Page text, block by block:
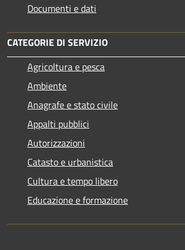
Documenti e dati
CATEGORIE DI SERVIZIO
Agricoltura e pesca
Ambiente
Anagrafe e stato civile
Appalti pubblici
Autorizzazioni
Catasto e urbanistica
Cultura e tempo libero
Educazione e formazione